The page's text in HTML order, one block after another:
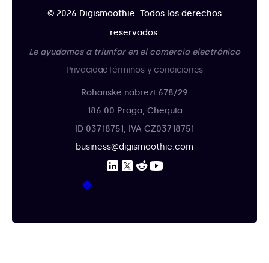
© 2026 Digismoothie. Todos los derechos
reservados.
Le ayudamos a triunfar en el comercio electrónico
PrivacidadTérminos y condiciones
Rohanske nabrezi 678/29
186 00 Praga, Chequia
ID 03718751, IVA CZ03718751
business@digismoothie.com